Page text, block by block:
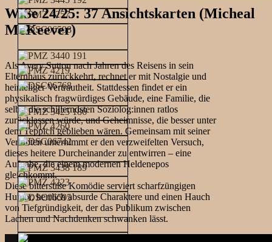
WiSe 24/25: 37 Ansichtskarten (Micheal
McKeever)
Als Avery Sutton nach Jahren des Reisens in sein
Elternhaus zurückkehrt, rechnet er mit Nostalgie und
heimeliger Vertrautheit. Stattdessen findet er ein
physikalisch fragwürdiges Gebäude, eine Familie, die
selbst die schillerndsten Soziolog:innen ratlos
zurücklassen würde, und Geheimnisse, die besser unter
dem Teppich geblieben wären. Gemeinsam mit seiner
Verlobten unternimmt er den verzweifelten Versuch,
dieses heitere Durcheinander zu entwirren – eine
Aufgabe, die einem modernen Heldenepos
gleichkommt.
Diese bittersüße Komödie serviert scharfzüngigen
Humor, herrlich absurde Charaktere und einen Hauch
von Tiefgründigkeit, der das Publikum zwischen
Lachen und Nachdenken schwanken lässt.